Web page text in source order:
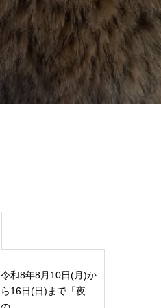
令和8年8月10日(月)か
ら16日(日)まで「夜